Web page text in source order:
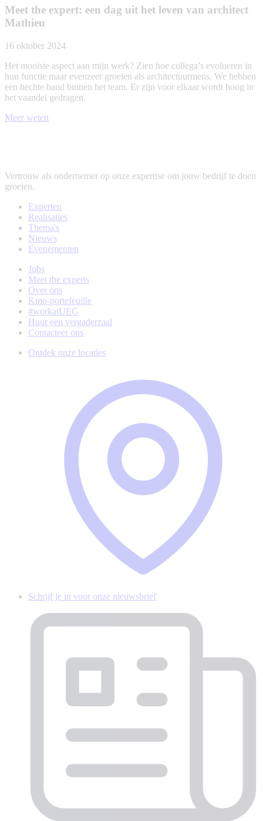
Meet the expert: een dag uit het leven van architect
Mathieu
16 oktober 2024
Het mooiste aspect aan mijn werk? Zien hoe collega’s evolueren in
hun functie maar evenzeer groeien als architectuurmens. We hebben
een hechte band binnen het team. Er zijn voor elkaar wordt hoog in
het vaandel gedragen.
Meer weten
Vertrouw als ondernemer op onze expertise om jouw bedrijf te doen
groeien.
Experten
Realisaties
Thema's
Nieuws
Evenementen
Jobs
Meet the experts
Over ons
Kmo-portefeuille
#workatUEG
Huur een vergaderzaal
Contacteer ons
Ontdek onze locaties
Schrijf je in voor onze nieuwsbrief